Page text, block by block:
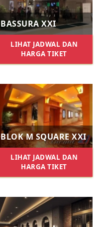
BASSURA XXI
LIHAT JADWAL DAN
HARGA TIKET
BLOK M SQUARE XXI
LIHAT JADWAL DAN
HARGA TIKET